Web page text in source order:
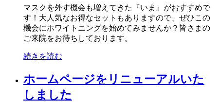
マスクを外す機会も増えてきた『いま』がおすすめで
す！大人気なお得なセットもありますので、ぜひこの
機会にホワイトニングを始めてみませんか？皆さまの
ご来院をお待ちしております。
続きを読む
ホームページをリニューアルいた
しました